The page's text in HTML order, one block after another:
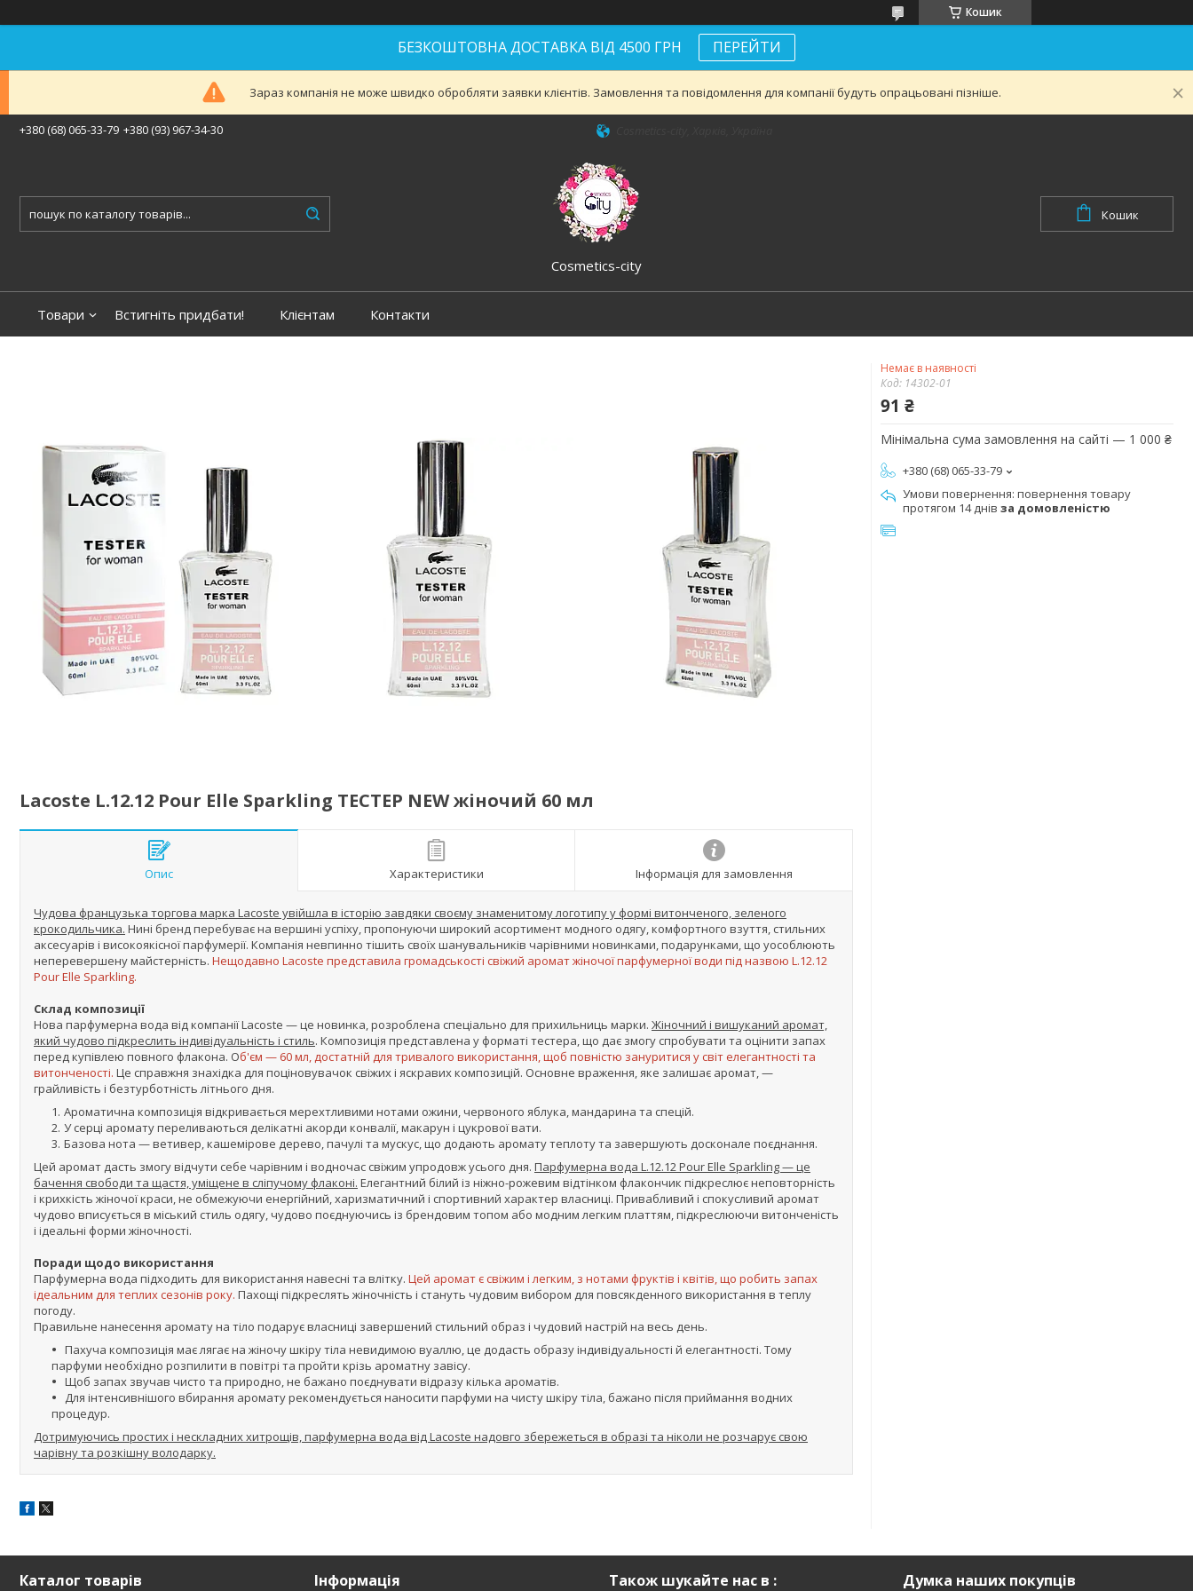
Кошик
БЕЗКОШТОВНА ДОСТАВКА ВІД 4500 ГРН ПЕРЕЙТИ
Зараз компанія не може швидко обробляти заявки клієнтів. Замовлення та повідомлення для компанії будуть опрацьовані пізніше.
+380 (68) 065-33-79 +380 (93) 967-34-30
Cosmetics-city
Кошик
Товари Встигніть придбати! Клієнтам Контакти
Lacoste L.12.12 Pour Elle Sparkling ТЕСТЕР NEW жіночий 60 мл
Опис Характеристики Інформація для замовлення
Чудова французька торгова марка Lacoste увійшла в історію завдяки своєму знаменитому логотипу у формі витонченого, зеленого
крокодильчика. Нині бренд перебуває на вершині успіху, пропонуючи широкий асортимент модного одягу, комфортного взуття, стильних
аксесуарів і високоякісної парфумерії. Компанія невпинно тішить своїх шанувальників чарівними новинками, подарунками, що уособлюють
неперевершену майстерність. Нещодавно Lacoste представила громадськості свіжий аромат жіночої парфумерної води під назвою L.12.12
Pour Elle Sparkling.
Склад композиції
Нова парфумерна вода від компанії Lacoste — це новинка, розроблена спеціально для прихильниць марки. Жіночний і вишуканий аромат,
який чудово підкреслить індивідуальність і стиль. Композиція представлена у форматі тестера, що дає змогу спробувати та оцінити запах
перед купівлею повного флакона. Об'єм — 60 мл, достатній для тривалого використання, щоб повністю зануритися у світ елегантності та
витонченості. Це справжня знахідка для поціновувачок свіжих і яскравих композицій. Основне враження, яке залишає аромат, —
грайливість і безтурботність літнього дня.
Ароматична композиція відкривається мерехтливими нотами ожини, червоного яблука, мандарина та спецій.
У серці аромату переливаються делікатні акорди конвалії, макарун і цукрової вати.
Базова нота — ветивер, кашемірове дерево, пачулі та мускус, що додають аромату теплоту та завершують досконале поєднання.
Цей аромат дасть змогу відчути себе чарівним і водночас свіжим упродовж усього дня. Парфумерна вода L.12.12 Pour Elle Sparkling — це
бачення свободи та щастя, уміщене в сліпучому флаконі. Елегантний білий із ніжно-рожевим відтінком флакончик підкреслює неповторність
і крихкість жіночої краси, не обмежуючи енергійний, харизматичний і спортивний характер власниці. Привабливий і спокусливий аромат
чудово вписується в міський стиль одягу, чудово поєднуючись із брендовим топом або модним легким платтям, підкреслюючи витонченість
і ідеальні форми жіночності.
Поради щодо використання
Парфумерна вода підходить для використання навесні та влітку. Цей аромат є свіжим і легким, з нотами фруктів і квітів, що робить запах
ідеальним для теплих сезонів року. Пахощі підкреслять жіночність і стануть чудовим вибором для повсякденного використання в теплу
погоду.
Правильне нанесення аромату на тіло подарує власниці завершений стильний образ і чудовий настрій на весь день.
Пахуча композиція має лягає на жіночу шкіру тіла невидимою вуаллю, це додасть образу індивідуальності й елегантності. Тому
парфуми необхідно розпилити в повітрі та пройти крізь ароматну завісу.
Щоб запах звучав чисто та природно, не бажано поєднувати відразу кілька ароматів.
Для інтенсивнішого вбирання аромату рекомендується наносити парфуми на чисту шкіру тіла, бажано після приймання водних
процедур.
Дотримуючись простих і нескладних хитрощів, парфумерна вода від Lacoste надовго збережеться в образі та ніколи не розчарує свою
чарівну та розкішну володарку.
Немає в наявності
Код: 14302-01
91 ₴
Мінімальна сума замовлення на сайті — 1 000 ₴
+380 (68) 065-33-79
повернення товару
протягом 14 днів за домовленістю
Каталог товарів Інформація Також шукайте нас в : Думка наших покупців